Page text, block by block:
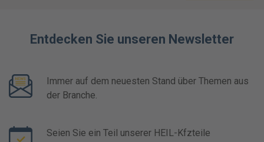
Entdecken Sie unseren Newsletter
Immer auf dem neuesten Stand über Themen aus
der Branche.
Seien Sie ein Teil unserer HEIL-Kfzteile